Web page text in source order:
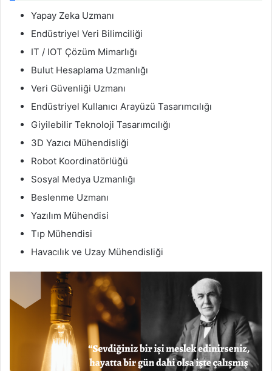
Yapay Zeka Uzmanı
Endüstriyel Veri Bilimciliği
IT / IOT Çözüm Mimarlığı
Bulut Hesaplama Uzmanlığı
Veri Güvenliği Uzmanı
Endüstriyel Kullanıcı Arayüzü Tasarımcılığı
Giyilebilir Teknoloji Tasarımcılığı
3D Yazıcı Mühendisliği
Robot Koordinatörlüğü
Sosyal Medya Uzmanlığı
Beslenme Uzmanı
Yazılım Mühendisi
Tıp Mühendisi
Havacılık ve Uzay Mühendisliği